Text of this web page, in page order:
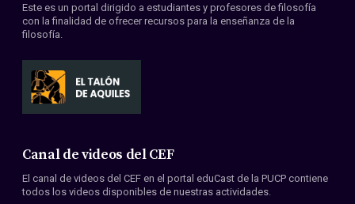
Convenios
Este es un portal dirigido a estudiantes y profesores de filosofía
con la finalidad de ofrecer recursos para la enseñanza de la
filosofía.
Canal de videos del CEF
El canal de videos del CEF en el portal eduCast de la PUCP contiene
todos los videos disponibles de nuestras actividades.